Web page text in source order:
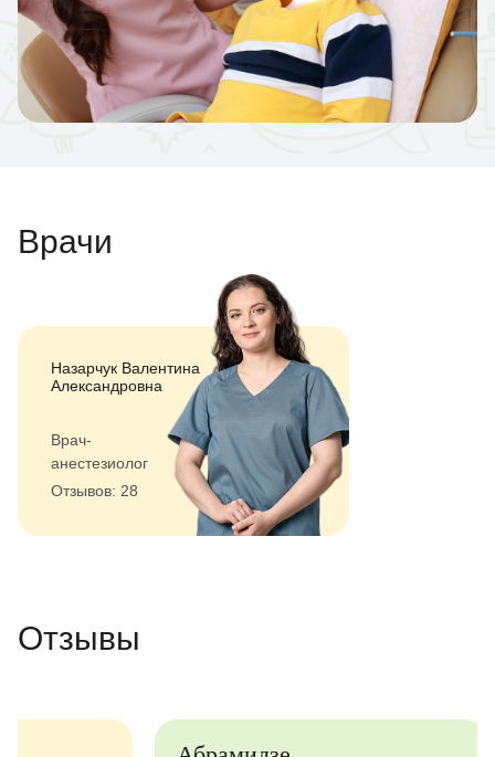
Врачи
Назарчук Валентина
Александровна
Врач-
анестезиолог
Отзывов: 28
Отзывы